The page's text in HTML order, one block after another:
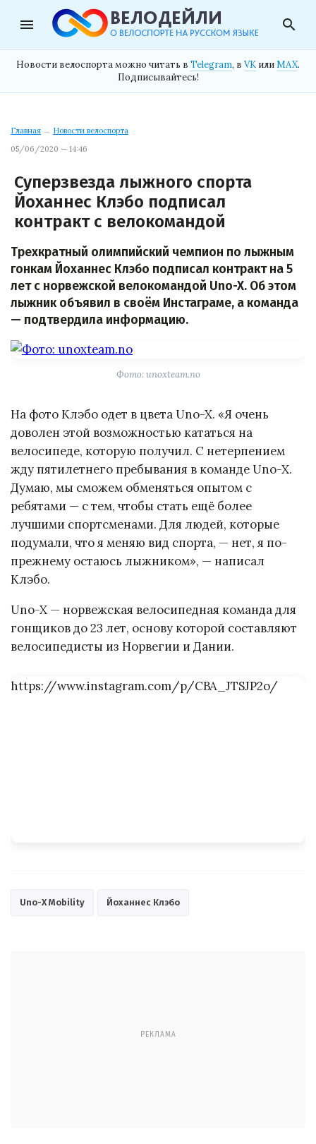
menu search
Новости велоспорта можно читать в Telegram, в VK илиMAX.
Подписывайтесь!
Главная → Новости велоспорта
05/06/2020 — 14:46
Суперзвезда лыжного спорта
Йоханнес Клэбо подписал
контракт с велокомандой
Трехкратный олимпийский чемпион по лыжным
гонкам Йоханнес Клэбо подписал контракт на 5
лет с норвежской велокомандой Uno-X. Об этом
лыжник объявил в своём Инстаграме, а команда
— подтвердила информацию.
Фото: unoxteam.no
На фото Клэбо одет в цвета Uno-X. «Я очень
доволен этой возможностью кататься на
велосипеде, которую получил. С нетерпением
жду пятилетнего пребывания в команде Uno-X.
Думаю, мы сможем обменяться опытом с
ребятами — с тем, чтобы стать ещё более
лучшими спортсменами. Для людей, которые
подумали, что я меняю вид спорта, — нет, я по-
прежнему остаюсь лыжником», — написал
Клэбо.
Uno-X — норвежская велосипедная команда для
гонщиков до 23 лет, основу которой составляют
велосипедисты из Норвегии и Дании.
https://www.instagram.com/p/CBA_JTSJP2o/
Uno-X Mobility Йоханнес Клэбо
РЕКЛАМА